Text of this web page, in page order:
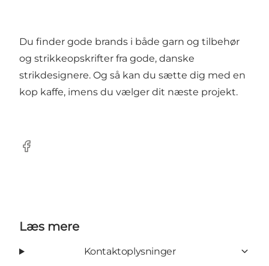
Du finder gode brands i både garn og tilbehør
og strikkeopskrifter fra gode, danske
strikdesignere. Og så kan du sætte dig med en
kop kaffe, imens du vælger dit næste projekt.
Facebook
Læs mere
Kontaktoplysninger